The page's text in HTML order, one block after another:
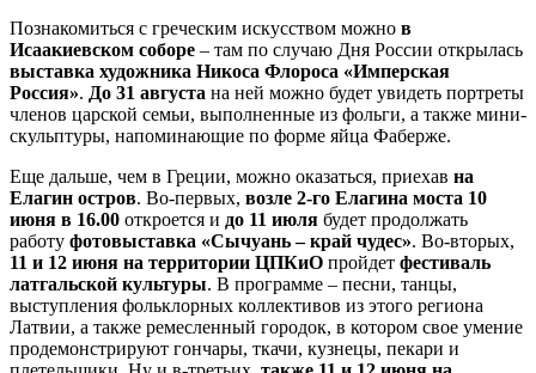
Познакомиться с греческим искусством можно в
Исаакиевском соборе – там по случаю Дня России открылась
выставка художника Никоса Флороса «Имперская
Россия». До 31 августа на ней можно будет увидеть портреты
членов царской семьи, выполненные из фольги, а также мини-
скульптуры, напоминающие по форме яйца Фаберже.
Еще дальше, чем в Греции, можно оказаться, приехав на
Елагин остров. Во-первых, возле 2-го Елагина моста 10
июня в 16.00 откроется и до 11 июля будет продолжать
работу фотовыставка «Сычуань – край чудес». Во-вторых,
11 и 12 июня на территории ЦПКиО пройдет фестиваль
латгальской культуры. В программе – песни, танцы,
выступления фольклорных коллективов из этого региона
Латвии, а также ремесленный городок, в котором свое умение
продемонстрируют гончары, ткачи, кузнецы, пекари и